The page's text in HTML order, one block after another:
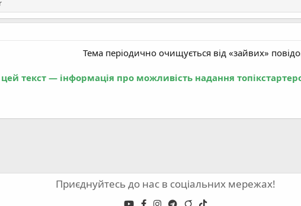
Тема періодично очищується від «зайвих»
текст — інформація про можливість надання
Приєднуйтесь до нас в соціальних мережах!